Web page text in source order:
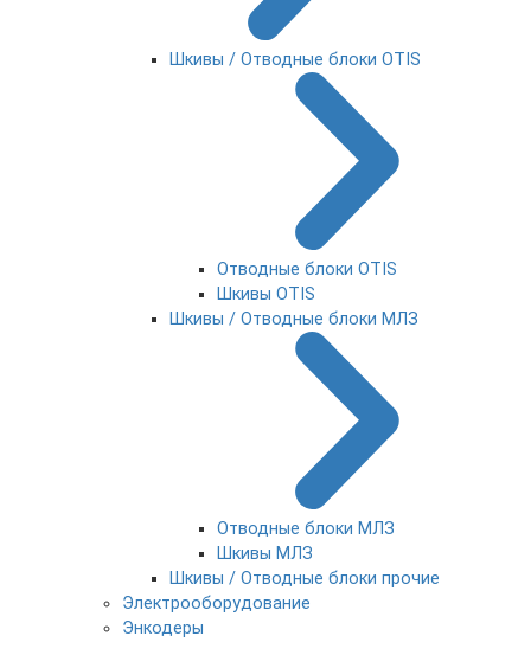
Шкивы / Отводные блоки OTIS
Отводные блоки OTIS
Шкивы OTIS
Шкивы / Отводные блоки МЛЗ
Отводные блоки МЛЗ
Шкивы МЛЗ
Шкивы / Отводные блоки прочие
Электрооборудование
Энкодеры